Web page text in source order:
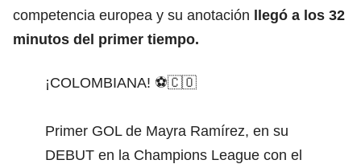
competencia europea y su anotación llegó a los 32
minutos del primer tiempo.
¡COLOMBIANA! ⚽️🇨🇴
Primer GOL de Mayra Ramírez, en su
DEBUT en la Champions League con el